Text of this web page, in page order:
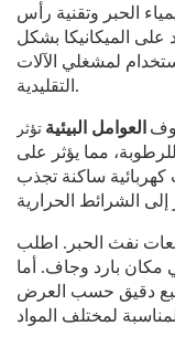
الحبر وتقنية رأس
على الميكانيكا بشكل
لمشغلي الآلات
التقليدية.
العوامل البيئية
مما يؤثر على
كهربائية ساكنة تجذب
نفث الحبر. اطلب
مكان بارد وجاف. أما
تتبع دقيق حسب العرض